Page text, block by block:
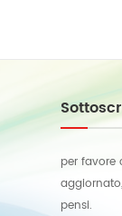
per favore
pensi.